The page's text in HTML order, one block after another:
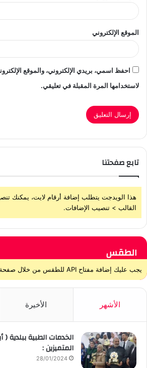
الموقع الإلكتروني
احفظ اسمي، بريدي الإلكتروني، والموقع
لاستخدامها المرة المقبلة في تعليقي.
تابع صفحتنا
هذا الويدجت يتطلب إضافة أرقام لايت، يمكنك
القالب > تنصيب الإضافات.
الطقس
يجب عليك إضافة مفتاح API للطقس من خلال صفحة إعدادات القالب > الدمج
الأشهر الأخيرة
الخدمات الطبية ببلدية
المتميزين :
28/01/2024